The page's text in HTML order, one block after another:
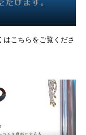
こちらをご覧くださ